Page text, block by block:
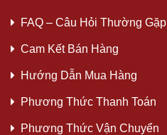
FAQ – Câu Hỏi Thường Gặp
Cam Kết Bán Hàng
Hướng Dẫn Mua Hàng
Phương Thức Thanh Toán
Phương Thức Vận Chuyển